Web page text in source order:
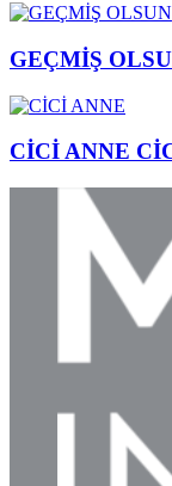
GEÇMİŞ
CİCİ ANNE